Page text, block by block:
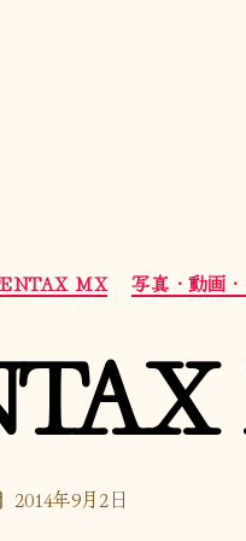
MX 写真・動画
2014年9月2日